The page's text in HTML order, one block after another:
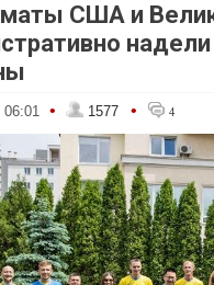
США и
06:01 • 1577 • 4